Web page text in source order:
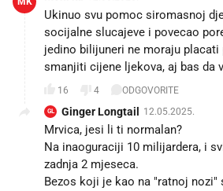
Ukinuo svu pomoc siromasnoj
socijalne slucajeve i povecao
jedino bilijuneri ne moraju placati
smanjiti cijene ljekova, aj bas da
16 4 ODGOVORITE
GL Ginger Longtail 12.05.2025.
Mrvica, jesi li ti normalan?
Na inaoguraciji 10 milijardera, i
zadnja 2 mjeseca.
Bezos koji je kao na "ratnoj nozi"